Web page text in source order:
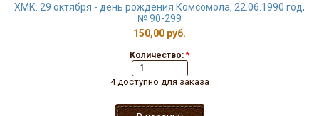
ХМК. 29 октября - день рождения Комсомола, 22.06.1990 год,
№ 90-299
150,00 руб.
Количество: *
4 доступно для заказа